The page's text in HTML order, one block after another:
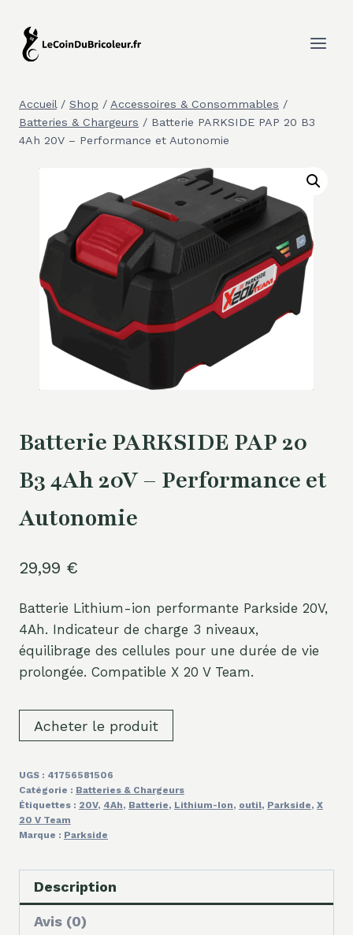
contenu
Accueil / Shop / Accessoires & Consommables /
Batteries & Chargeurs / Batterie PARKSIDE PAP 20 B3
4Ah 20V – Performance et Autonomie
Batterie PARKSIDE PAP 20
B3 4Ah 20V – Performance et
Autonomie
29,99 €
Batterie Lithium-ion performante Parkside 20V,
4Ah. Indicateur de charge 3 niveaux,
équilibrage des cellules pour une durée de vie
prolongée. Compatible X 20 V Team.
Acheter le produit
UGS : 41756581506
Catégorie : Batteries & Chargeurs
Étiquettes : 20V, 4Ah, Batterie, Lithium-Ion, outil, Parkside, X
20 V Team
Marque : Parkside
Description
Avis (0)